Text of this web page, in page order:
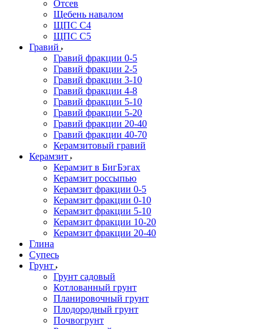
Отсев
Щебень навалом
ЩПС С4
ЩПС С5
Гравий
Гравий фракции 0-5
Гравий фракции 2-5
Гравий фракции 3-10
Гравий фракции 4-8
Гравий фракции 5-10
Гравий фракции 5-20
Гравий фракции 20-40
Гравий фракции 40-70
Керамзитовый гравий
Керамзит
Керамзит в БигБэгах
Керамзит россыпью
Керамзит фракции 0-5
Керамзит фракции 0-10
Керамзит фракции 5-10
Керамзит фракции 10-20
Керамзит фракции 20-40
Глина
Супесь
Грунт
Грунт садовый
Котлованный грунт
Планировочный грунт
Плодородный грунт
Почвогрунт